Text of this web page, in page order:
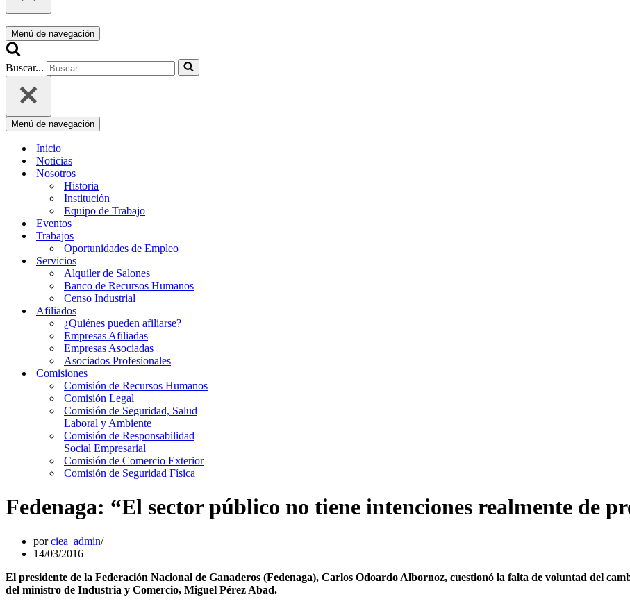
Menú de navegación
Buscar...
Menú de navegación
Inicio
Noticias
Nosotros
Historia
Institución
Equipo de Trabajo
Eventos
Trabajos
Oportunidades de Empleo
Servicios
Alquiler de Salones
Banco de Recursos Humanos
Censo Industrial
Afiliados
¿Quiénes pueden afiliarse?
Empresas Afiliadas
Empresas Asociadas
Asociados Profesionales
Comisiones
Comisión de Recursos Humanos
Comisión Legal
Comisión de Seguridad, Salud
Laboral y Ambiente
Comisión de Responsabilidad
Social Empresarial
Comisión de Comercio Exterior
Comisión de Seguridad Física
Fedenaga: “El sector público no tiene intenciones realmente de
porciea_admin
14/03/2016
El presidente de la Federación Nacional de Ganaderos (Fedenaga), Carlos Odoardo Albornoz, cuestionó la falta de voluntad del
del ministro de Industria y Comercio, Miguel Pérez Abad.